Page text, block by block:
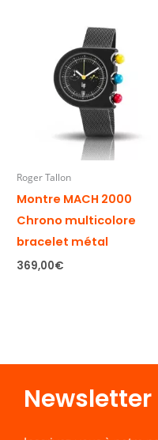
Roger Tallon
Montre MACH 2000
Chrono multicolore
bracelet métal
369,00€
Newsletter​